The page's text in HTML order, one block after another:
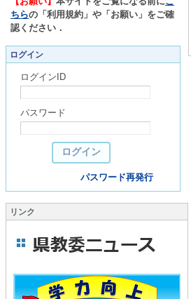
ちらの「利用規約」や「お願い」をご確
認ください．
ログイン
ログインID
パスワード
パスワード再発行
リンク